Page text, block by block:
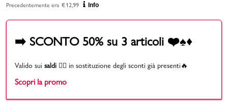
Carrello
Promo & News
negozi
Precedentemente era €12,99 Info
➡️ SCONTO 50% su 3 articoli ❤️♠️♦️
Valido sui saldi 👉🏻 in sostituzione degli sconti già presenti🔥
Scopri la promo